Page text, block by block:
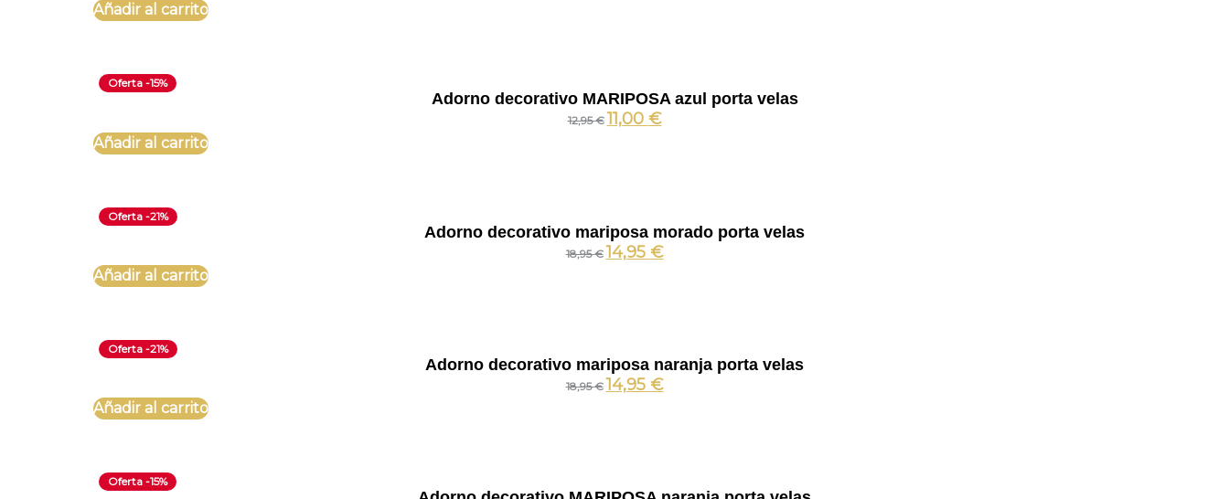
Añadir al carrito
Oferta -15%
Adorno decorativo MARIPOSA azul porta velas
12,95€ 11,00 €
Añadir al carrito
Oferta -21%
Adorno decorativo mariposa morado porta velas
18,95€ 14,95 €
Añadir al carrito
Oferta -21%
Adorno decorativo mariposa naranja porta velas
18,95€ 14,95 €
Añadir al carrito
Oferta -15%